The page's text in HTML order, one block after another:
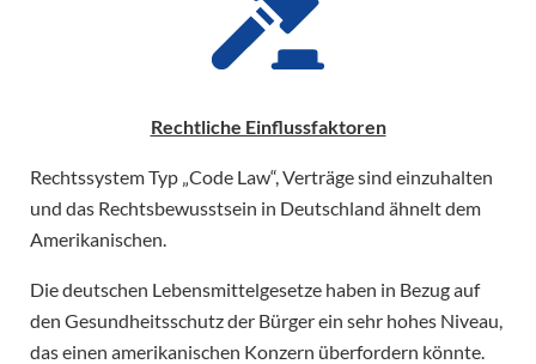
Rechtliche Einflussfaktoren
Rechtssystem Typ „Code Law“, Verträge sind einzuhalten
und das Rechtsbewusstsein in Deutschland ähnelt dem
Amerikanischen.
Die deutschen Lebensmittelgesetze haben in Bezug auf
den Gesundheitsschutz der Bürger ein sehr hohes Niveau,
das einen amerikanischen Konzern überfordern könnte.